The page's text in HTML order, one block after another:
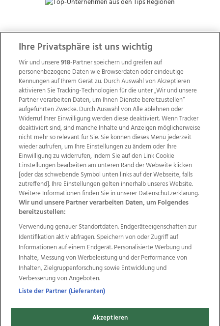
ZUR NACHRICHTENÜBERSICHT
Wir über uns Mediadaten Kontakt
Jobs
Datenschutz
Impressum
AGB Anzeigekunden
AGB Website
Ehrenkodex Politische Werbung
Weitere Angebote des Medienhauses Wimmer
TV1 di-mog-i.at OÖNow
Ischler Woche
Life Radio
OÖNachrichten
OÖN Immobilien
OÖN Karriere
OÖN Reise
Promenaden Galerien
Regionaljobs
wasistlos.at
Copyrights © 2026 Tips Zeitungs GmbH & Co KG
Ihre Privatsphäre ist uns wichtig
Wir und unsere918-Partner speichern und greifen auf
personenbezogene Daten wie Browserdaten oder eindeutige
Kennungen auf Ihrem Gerät zu. Durch Auswahl von Akzeptieren
aktivieren Sie Tracking-Technologien für die unter „Wir und unsere
Partner verarbeiten Daten, um Ihnen Dienste bereitzustellen“
aufgeführten Zwecke. Durch Auswahl von Alle ablehnen oder
Widerruf Ihrer Einwilligung werden diese deaktiviert. Wenn Tracker
deaktiviert sind, sind manche Inhalte und Anzeigen möglicherweise
nicht mehr so relevant für Sie. Sie können dieses Menü jederzeit
wieder aufrufen, um Ihre Einstellungen zu ändern oder Ihre
Einwilligung zu widerrufen, indem Sie auf den Link Cookie
Einstellungen bearbeiten am unteren Rand der Webseite klicken
[oder das schwebende Symbol unten links auf der Webseite, falls
zutreffend]. Ihre Einstellungen gelten innerhalb unseres Website.
Weitere Informationen finden Sie in unserer Datenschutzerklärung.
Wir und unsere Partner verarbeiten Daten, um Folgendes
bereitzustellen:
Verwendung genauer Standortdaten. Endgeräteeigenschaften zur
Identifikation aktiv abfragen. Speichern von oder Zugriff auf
Informationen auf einem Endgerät. Personalisierte Werbung und
Inhalte, Messung von Werbeleistung und der Performance von
Inhalten, Zielgruppenforschung sowie Entwicklung und
Verbesserung von Angeboten.
Liste der Partner (Lieferanten)
Akzeptieren